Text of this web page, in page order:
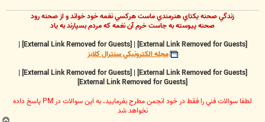
زندگي صحنه يکتاي هنرمندي ماست هرکسي نغمه خود خواند و از صحنه رود
صحنه پيوسته به جاست خرم آن نغمه که مردم بسپارند به ياد
[External Link Removed for Guests]
|
[External Link Removed for Guests]
|
مجله الکترونيکي سنترال کلابز
[External Link Removed for Guests]
|
[External Link Removed for Guests]
|
[External Link Removed for Guests]
لطفا سوالات فني را فقط در خود انجمن مطرح بفرماييد، به اين سوالات در PM پاسخ داده
نخواهد شد